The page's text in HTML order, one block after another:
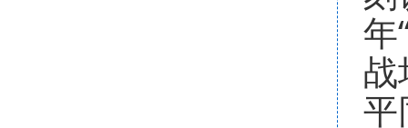
年
平